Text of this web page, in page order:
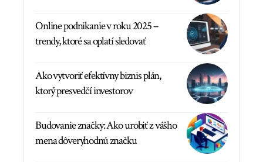
Online podnikanie v roku 2025 –
trendy, ktoré sa oplatí sledovať
Ako vytvoriť efektívny biznis plán,
ktorý presvedčí investorov
Budovanie značky: Ako urobiť z vášho
mena dôveryhodnú značku